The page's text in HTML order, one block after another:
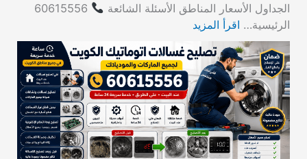
الجداول الأسعار المناطق الأسئلة الشائعة
60615556
الرئيسية… اقرأ المزيد